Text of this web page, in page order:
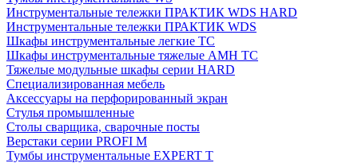
Инструментальные тележки ПРАКТИК WDS HARD
Инструментальные тележки ПРАКТИК WDS
Шкафы инструментальные легкие ТС
Шкафы инструментальные тяжелые AMH TC
Тяжелые модульные шкафы серии HARD
Cпециализированная мебель
Аксессуары на перфорированный экран
Стулья промышленные
Столы сварщика, сварочные посты
Верстаки серии PROFI M
Тумбы инструментальные EXPERT T